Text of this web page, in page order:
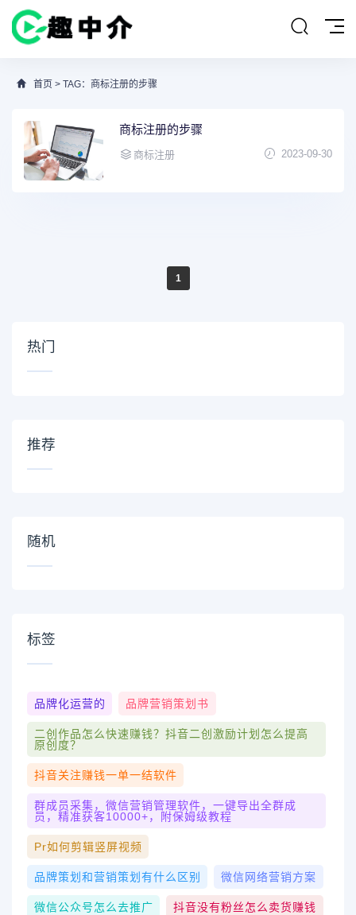
首页 > TAG：商标注册的步骤
商标注册的步骤
商标注册 2023-09-30
1
热门
推荐
随机
标签
品牌化运营的 品牌营销策划书
二创作品怎么快速赚钱？抖音二创激励计划怎么提高
原创度？
抖音关注赚钱一单一结软件
群成员采集，微信营销管理软件，一键导出全群成
员，精准获客10000+，附保姆级教程
Pr如何剪辑竖屏视频
品牌策划和营销策划有什么区别 微信网络营销方案
微信公众号怎么去推广 抖音没有粉丝怎么卖货赚钱